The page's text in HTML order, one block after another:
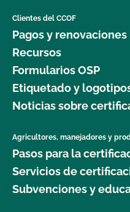
Clientes del CCOF
Pagos y renovaciones
Recursos
Formularios OSP
Etiquetado y
Noticias sobre
Agricultores, manejadores y
Pasos para la
Servicios de
Subvenciones y